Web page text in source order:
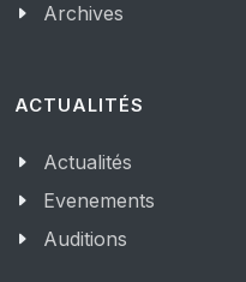
Archives
ACTUALITÉS
Actualités
Evenements
Auditions